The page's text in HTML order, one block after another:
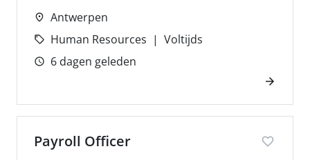
Antwerpen
Human Resources
Voltijds
6 dagen geleden
Payroll Officer